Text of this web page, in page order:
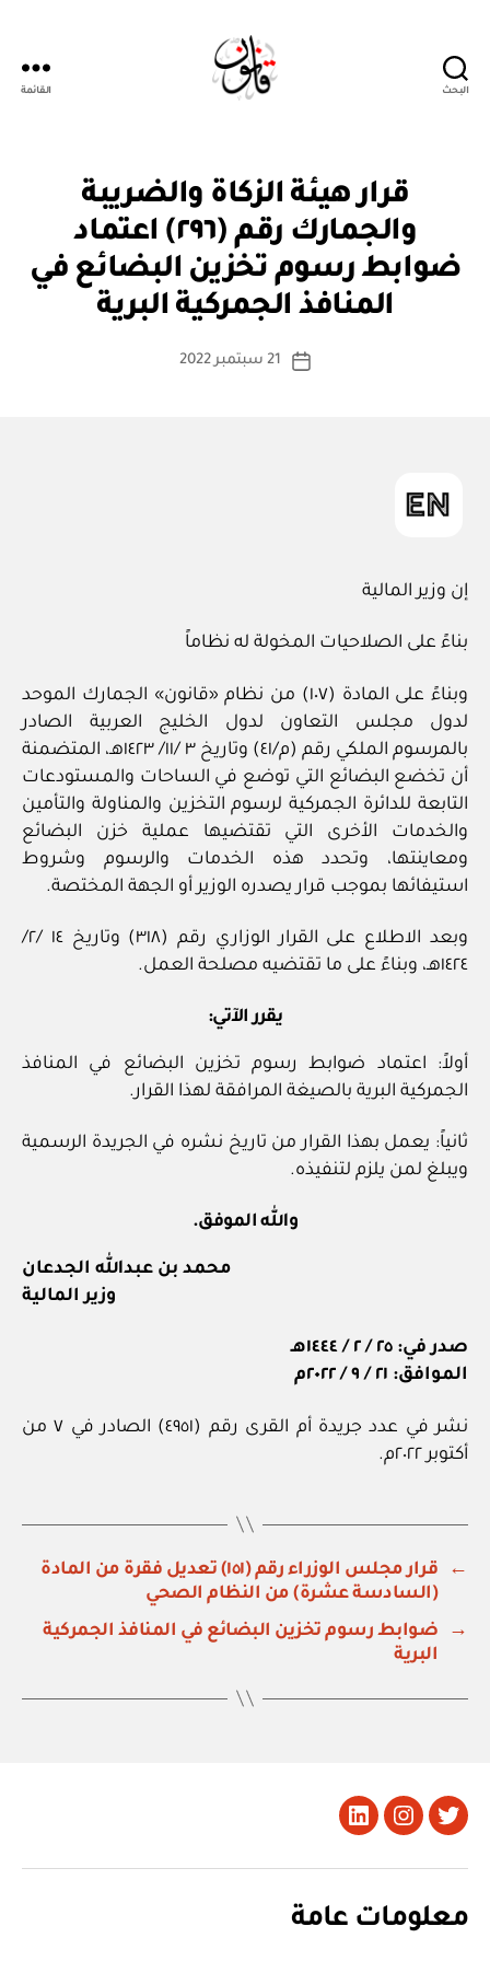
البحث القائمة
التصنيفات
س
قرار هيئة الزكاة والضريبة
والجمارك رقم (٢٩٦) اعتماد
ضوابط رسوم تخزين البضائع في
المنافذ الجمركية البرية
كاتب
بو
س
ة
تاريخ
21 سبتمبر 2022
إن وزير المالية
بناءً على الصلاحيات المخولة له نظاماً
وبناءً على المادة (١٠٧) من نظام «قانون» الجمارك الموحد
لدول مجلس التعاون لدول الخليج العربية الصادر
بالمرسوم الملكي رقم (م/٤١) وتاريخ ٣ /١١/ ١٤٢٣هـ، المتضمنة
أن تخضع البضائع التي توضع في الساحات والمستودعات
التابعة للدائرة الجمركية لرسوم التخزين والمناولة والتأمين
والخدمات الأخرى التي تقتضيها عملية خزن البضائع
ومعاينتها، وتحدد هذه الخدمات والرسوم وشروط
استيفائها بموجب قرار يصدره الوزير أو الجهة المختصة.
وبعد الاطلاع على القرار الوزاري رقم (٣١٨) وتاريخ ١٤ /٢/
١٤٢٤هـ، وبناءً على ما تقتضيه مصلحة العمل.
يقرر الآتي:
أولاً: اعتماد ضوابط رسوم تخزين البضائع في المنافذ
الجمركية البرية بالصيغة المرافقة لهذا القرار.
ثانياً: يعمل بهذا القرار من تاريخ نشره في الجريدة الرسمية
ويبلغ لمن يلزم لتنفيذه.
والله الموفق.
محمد بن عبدالله الجدعان
وزير المالية
صدر في: ٢٥ / ٢ / ١٤٤٤هـ
الموافق: ٢١ / ٩ / ٢٠٢٢م
نشر في عدد جريدة أم القرى رقم (٤٩٥١) الصادر في ٧ من
أكتوبر ٢٠٢٢م.
←
قرار مجلس الوزراء رقم (١٥١) تعديل فقرة من المادة
(السادسة عشرة) من النظام الصحي
→
ضوابط رسوم تخزين البضائع في المنافذ الجمركية
البرية
تويتر Instagram
LinkedIn
معلومات عامة